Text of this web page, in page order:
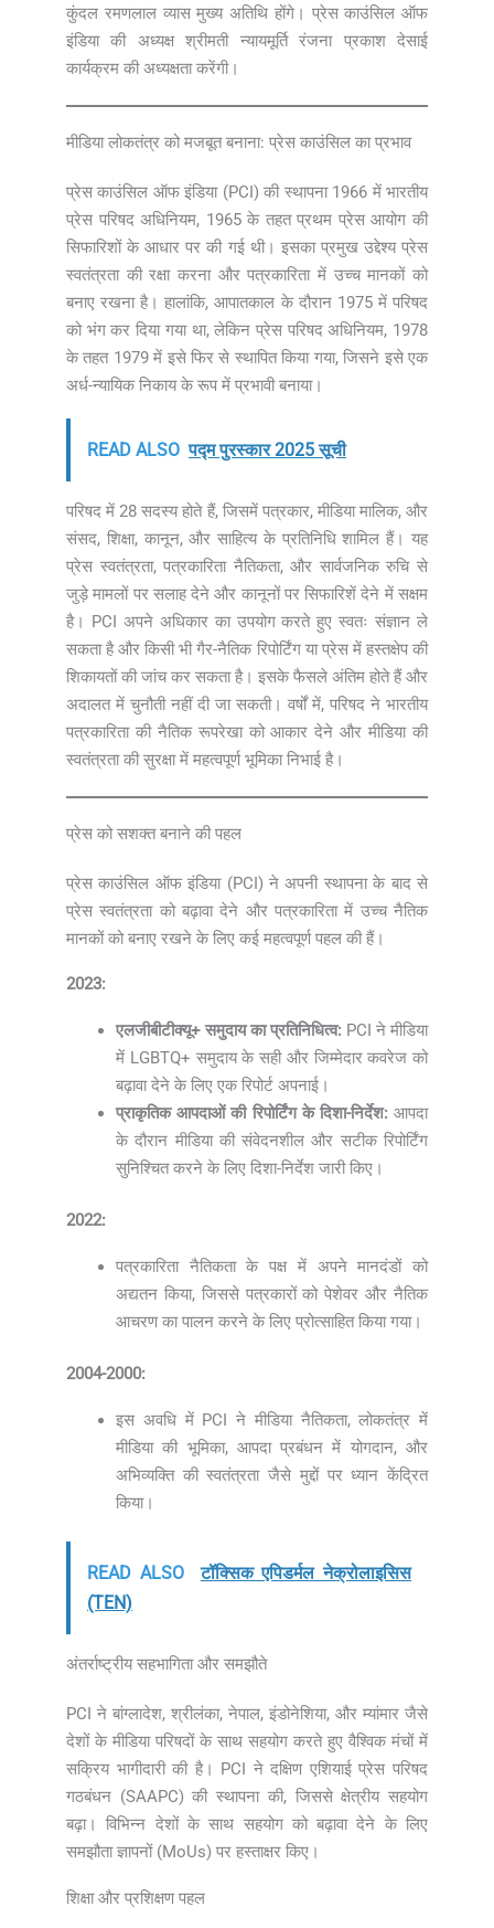
कुंदल रमणलाल व्यास मुख्य अतिथि होंगे। प्रेस काउंसिल ऑफ
इंडिया की अध्यक्ष श्रीमती न्यायमूर्ति रंजना प्रकाश देसाई
कार्यक्रम की अध्यक्षता करेंगी।
मीडिया लोकतंत्र को मजबूत बनाना: प्रेस काउंसिल का प्रभाव
प्रेस काउंसिल ऑफ इंडिया (PCI) की स्थापना 1966 में भारतीय
प्रेस परिषद अधिनियम, 1965 के तहत प्रथम प्रेस आयोग की
सिफारिशों के आधार पर की गई थी। इसका प्रमुख उद्देश्य प्रेस
स्वतंत्रता की रक्षा करना और पत्रकारिता में उच्च मानकों को
बनाए रखना है। हालांकि, आपातकाल के दौरान 1975 में परिषद
को भंग कर दिया गया था, लेकिन प्रेस परिषद अधिनियम, 1978
के तहत 1979 में इसे फिर से स्थापित किया गया, जिसने इसे एक
अर्ध-न्यायिक निकाय के रूप में प्रभावी बनाया।
READ ALSO पद्म पुरस्कार 2025 सूची
परिषद में 28 सदस्य होते हैं, जिसमें पत्रकार, मीडिया मालिक, और
संसद, शिक्षा, कानून, और साहित्य के प्रतिनिधि शामिल हैं। यह
प्रेस स्वतंत्रता, पत्रकारिता नैतिकता, और सार्वजनिक रुचि से
जुड़े मामलों पर सलाह देने और कानूनों पर सिफारिशें देने में सक्षम
है। PCI अपने अधिकार का उपयोग करते हुए स्वतः संज्ञान ले
सकता है और किसी भी गैर-नैतिक रिपोर्टिंग या प्रेस में हस्तक्षेप की
शिकायतों की जांच कर सकता है। इसके फैसले अंतिम होते हैं और
अदालत में चुनौती नहीं दी जा सकती। वर्षों में, परिषद ने भारतीय
पत्रकारिता की नैतिक रूपरेखा को आकार देने और मीडिया की
स्वतंत्रता की सुरक्षा में महत्वपूर्ण भूमिका निभाई है।
प्रेस को सशक्त बनाने की पहल
प्रेस काउंसिल ऑफ इंडिया (PCI) ने अपनी स्थापना के बाद से
प्रेस स्वतंत्रता को बढ़ावा देने और पत्रकारिता में उच्च नैतिक
मानकों को बनाए रखने के लिए कई महत्वपूर्ण पहल की हैं।
2023:
एलजीबीटीक्यू+ समुदाय का प्रतिनिधित्व: PCI ने मीडिया
में LGBTQ+ समुदाय के सही और जिम्मेदार कवरेज को
बढ़ावा देने के लिए एक रिपोर्ट अपनाई।
प्राकृतिक आपदाओं की रिपोर्टिंग के दिशा-निर्देश: आपदा
के दौरान मीडिया की संवेदनशील और सटीक रिपोर्टिंग
सुनिश्चित करने के लिए दिशा-निर्देश जारी किए।
2022:
पत्रकारिता नैतिकता के पक्ष में अपने मानदंडों को
अद्यतन किया, जिससे पत्रकारों को पेशेवर और नैतिक
आचरण का पालन करने के लिए प्रोत्साहित किया गया।
2004-2000:
इस अवधि में PCI ने मीडिया नैतिकता, लोकतंत्र में
मीडिया की भूमिका, आपदा प्रबंधन में योगदान, और
अभिव्यक्ति की स्वतंत्रता जैसे मुद्दों पर ध्यान केंद्रित
किया।
READ ALSO
टॉक्सिक एपिडर्मल नेक्रोलाइसिस
(TEN)
अंतर्राष्ट्रीय सहभागिता और समझौते
PCI ने बांग्लादेश, श्रीलंका, नेपाल, इंडोनेशिया, और म्यांमार जैसे
देशों के मीडिया परिषदों के साथ सहयोग करते हुए वैश्विक मंचों में
सक्रिय भागीदारी की है। PCI ने दक्षिण एशियाई प्रेस परिषद
गठबंधन (SAAPC) की स्थापना की, जिससे क्षेत्रीय सहयोग
बढ़ा। विभिन्न देशों के साथ सहयोग को बढ़ावा देने के लिए
समझौता ज्ञापनों (MoUs) पर हस्ताक्षर किए।
शिक्षा और प्रशिक्षण पहल